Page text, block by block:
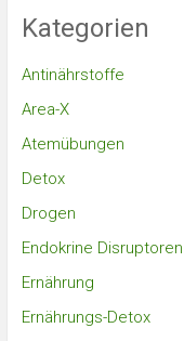
Kategorien
Antinährstoffe
Area-X
Atemübungen
Detox
Drogen
Endokrine Disruptoren
Ernährung
Ernährungs-Detox